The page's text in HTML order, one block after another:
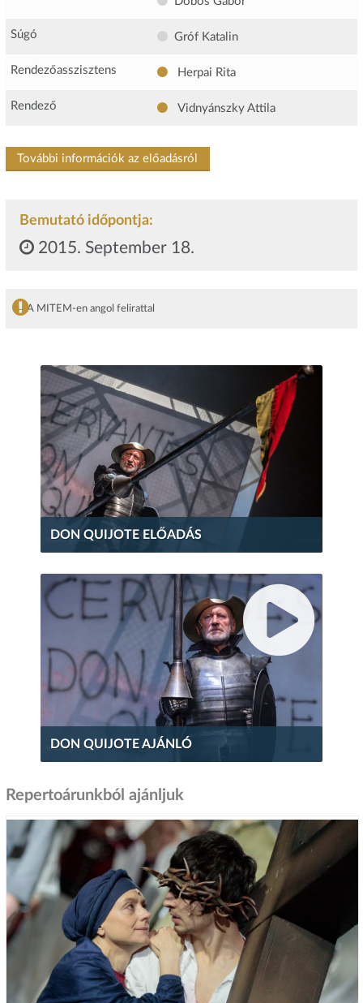
Súgó Gróf Katalin
Rendezőasszisztens Herpai Rita
Rendező Vidnyánszky Attila
További információk az előadásról
Bemutató időpontja:
2015. September 18.
A MITEM-en angol felirattal
DON QUIJOTE ELŐADÁS
DON QUIJOTE AJÁNLÓ
Repertoárunkból ajánljuk